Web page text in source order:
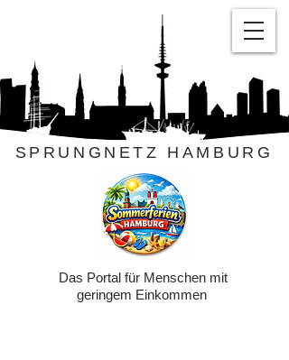
SPRUNGNETZ HAMBURG
Das Portal für Menschen mit
geringem Einkommen